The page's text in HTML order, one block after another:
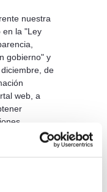
nuestra
en la "Ley
gobierno" y
de
web, a
resultados de
a